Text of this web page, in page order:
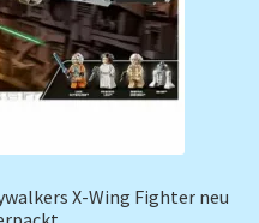
X-Wing Fighter neu